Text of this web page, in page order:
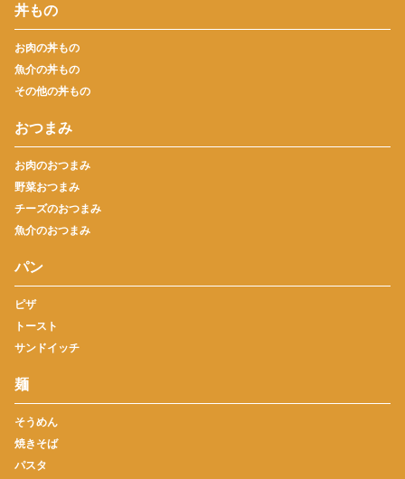
丼もの
お肉の丼もの
魚介の丼もの
その他の丼もの
おつまみ
お肉のおつまみ
野菜おつまみ
チーズのおつまみ
魚介のおつまみ
パン
ピザ
トースト
サンドイッチ
麺
そうめん
焼きそば
パスタ